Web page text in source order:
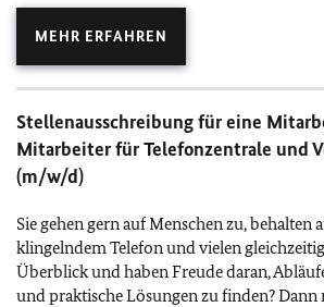
MEHR ERFAHREN
Stellenausschreibung für eine
Mitarbeiter für Telefonzentrale und
(m/w/d)
Sie gehen gern auf Menschen zu, behalten
klingelndem Telefon und vielen
Überblick und haben Freude daran,
und praktische Lösungen zu finden?